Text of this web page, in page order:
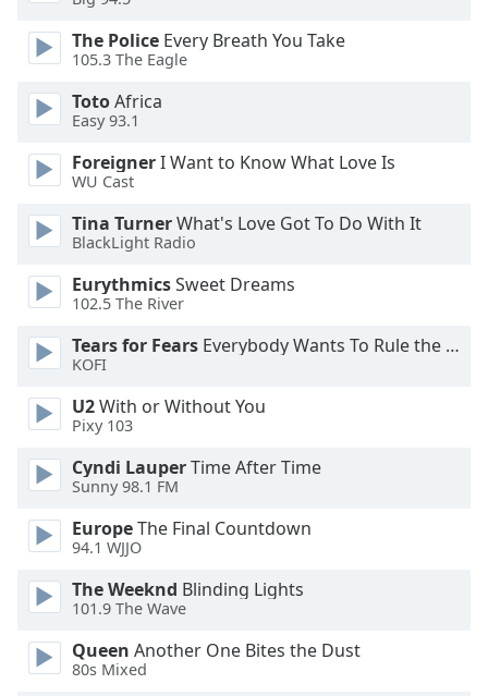
dialog
window.
cancel
and
close
window.
Text
Color
Opacity
Text
Color
Opacity
Caption
Background
Color
The Police Every Breath You Take
105.3 The Eagle
TotoAfrica
Easy 93.1
ForeignerI Want to Know What Love Is
WU Cast
Tina TurnerWhat's Love Got To Do With It
BlackLight Radio
EurythmicsSweet Dreams
102.5 The River
Tears for Fears Everybody Wants To Rule the World
KOFI
U2With or Without You
Pixy 103
Cyndi LauperTime After Time
Sunny 98.1 FM
EuropeThe Final Countdown
94.1 WJJO
The Weeknd Blinding Lights
101.9 The Wave
Queen Another One Bites the Dust
80s Mixed